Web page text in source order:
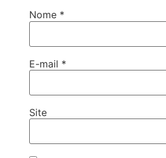
Nome *
E-mail *
Site